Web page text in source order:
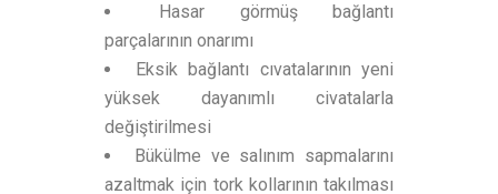
Hasar görmüş bağlantı
parçalarının onarımı
Eksik bağlantı cıvatalarının yeni
yüksek dayanımlı civatalarla
değiştirilmesi
Bükülme ve salınım sapmalarını
azaltmak için tork kollarının takılması